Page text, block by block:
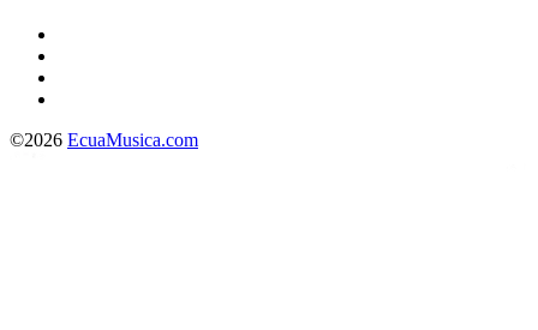
©2026 EcuaMusica.com